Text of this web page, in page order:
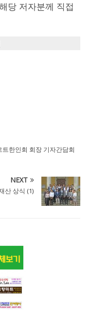
당 저자분께 직접
한인회 회장 기자간담회
NEXT
산 상식 (1)